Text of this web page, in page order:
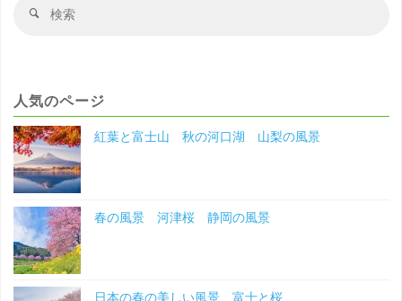
検
人気のページ
紅葉と富士山 秋の河口湖 山梨の風景
春の風景 河津桜 静岡の風景
日本の春の美しい風景 富士と桜